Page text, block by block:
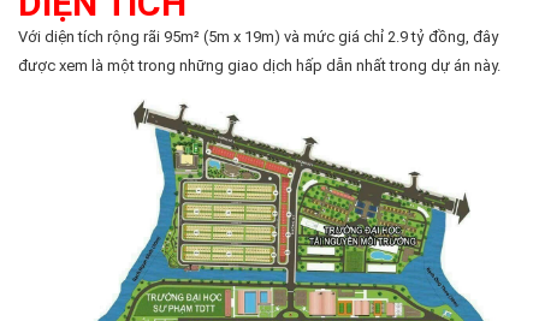
Với diện tích rộng rãi 95m² (5m x 19m) và mức giá chỉ 2.9 tỷ đồng, đây
được xem là một trong những giao dịch hấp dẫn nhất trong dự án này.